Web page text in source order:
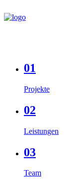
01
Projekte
02
Leistungen
03
Team